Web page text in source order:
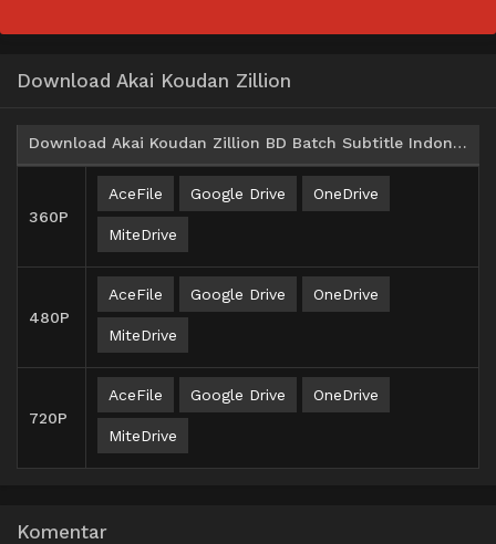
Download Akai Koudan Zillion
Download Akai Koudan Zillion BD Batch Subtitle Indonesia
360P
AceFile Google Drive OneDrive
MiteDrive
480P
AceFile Google Drive OneDrive
MiteDrive
720P
AceFile Google Drive OneDrive
MiteDrive
Komentar